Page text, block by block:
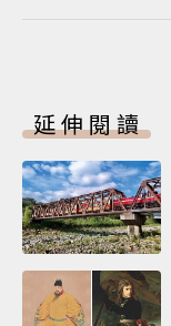
延伸閱讀